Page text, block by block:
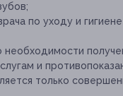
по уходу и
и
только